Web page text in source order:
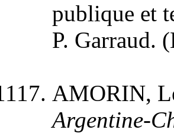
publique et
P. Garraud.
AMORIN,
Argentine-